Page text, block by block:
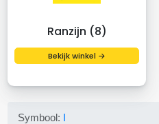
Ranzijn (8)
Bekijk winkel →
Symbool: I